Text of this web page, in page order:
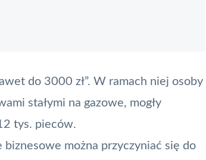
do 3000 zł”. W ramach niej osoby
stałymi na gazowe, mogły
tys. pieców.
biznesowe można przyczyniać się do